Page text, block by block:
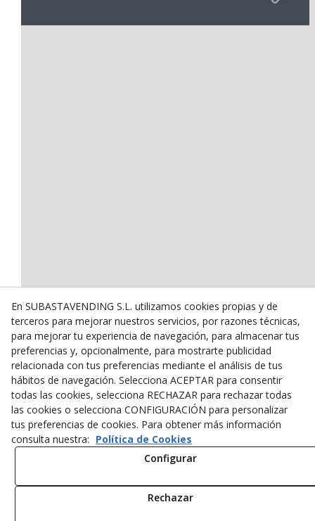
En SUBASTAVENDING S.L. utilizamos cookies propias y de
terceros para mejorar nuestros servicios, por razones técnicas,
para mejorar tu experiencia de navegación, para almacenar tus
preferencias y, opcionalmente, para mostrarte publicidad
relacionada con tus preferencias mediante el análisis de tus
hábitos de navegación. Selecciona ACEPTAR para consentir
todas las cookies, selecciona RECHAZAR para rechazar todas
las cookies o selecciona CONFIGURACIÓN para personalizar
tus preferencias de cookies. Para obtener más información
consulta nuestra: Política de Cookies
Configurar
Rechazar